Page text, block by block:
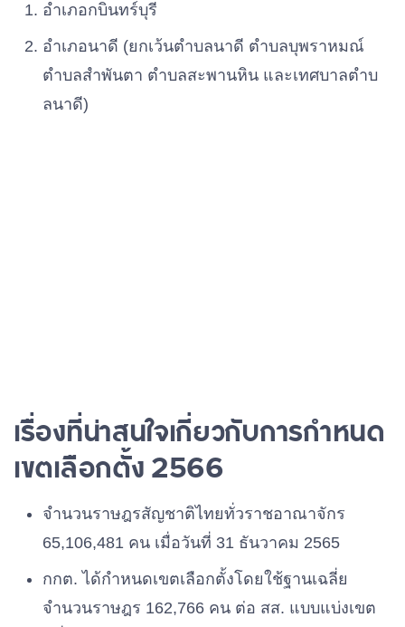
อําเภอกบินทร์บุรี
อําเภอนาดี (ยกเว้นตําบลนาดี ตําบลบุพราหมณ์
ตําบลสําพันตา ตําบลสะพานหิน และเทศบาลตําบ
ลนาดี)
เรื่องที่น่าสนใจเกี่ยวกับการกำหนด
เขตเลือกตั้ง 2566
จำนวนราษฎรสัญชาติไทยทั่วราชอาณาจักร
65,106,481 คน เมื่อวันที่ 31 ธันวาคม 2565
กกต. ได้กำหนดเขตเลือกตั้งโดยใช้ฐานเฉลี่ย
จำนวนราษฎร 162,766 คน ต่อ สส. แบบแบ่งเขต